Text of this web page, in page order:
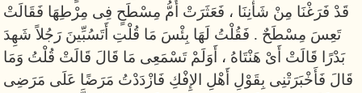
قَدْ فَرَغْنَا مِنْ شَأْنِنَا ، فَعَثَرَتْ أُمُّ مِسْطَحٍ فِى مِرْطِهَا فَقَالَتْ
تَعِسَ مِسْطَحٌ . فَقُلْتُ لَهَا بِئْسَ مَا قُلْتِ أَتَسُبِّينَ رَجُلاً شَهِدَ
بَدْرًا قَالَتْ أَىْ هَنْتَاهُ ، أَوَلَمْ تَسْمَعِى مَا قَالَ قَالَتْ قُلْتُ وَمَا
قَالَ فَأَخْبَرَتْنِى بِقَوْلِ أَهْلِ الإِفْكِ فَازْدَدْتُ مَرَضًا عَلَى مَرَضِى